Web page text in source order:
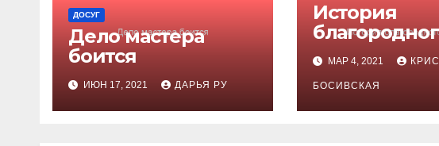
ДОСУГ
Дело мастера
боится
ИЮН 17, 2021 ДАРЬЯ РУ
История
волка
МАР 4, 2021
БОСИВСКАЯ